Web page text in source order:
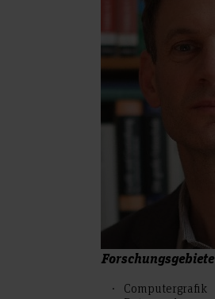
Forschungsgebiete
Computergrafik